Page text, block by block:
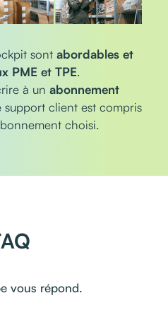
sont abordables et
PME et TPE.
à un abonnement
support client est compris
choisi.
vous répond.